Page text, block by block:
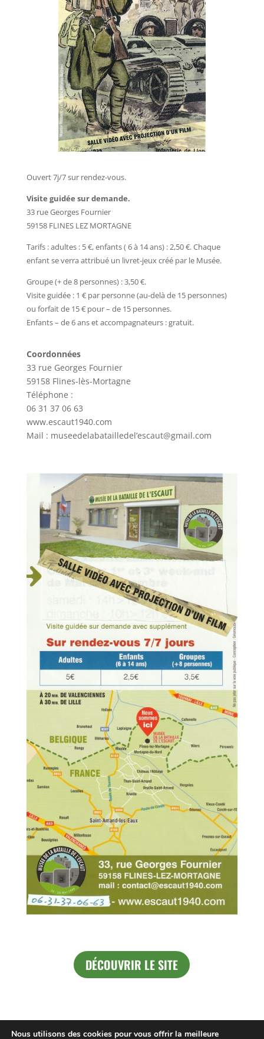
Ouvert 7j/7 sur rendez-vous.
Visite guidée sur demande.
33 rue Georges Fournier
59158 FLINES LEZ MORTAGNE
Tarifs : adultes : 5 €, enfants ( 6 à 14 ans) : 2,50 €. Chaque
enfant se verra attribué un livret-jeux créé par le Musée.
Groupe (+ de 8 personnes) : 3,50 €.
Visite guidée : 1 € par personne (au-delà de 15 personnes)
ou forfait de 15 € pour – de 15 personnes.
Enfants – de 6 ans et accompagnateurs : gratuit.
Coordonnées
33 rue Georges Fournier
59158 Flines-lès-Mortagne
Téléphone :
06 31 37 06 63
www.escaut1940.com
Mail : museedelabatailledel’escaut@gmail.com
DÉCOUVRIR LE SITE
Nous utilisons des cookies pour vous offrir la meilleure